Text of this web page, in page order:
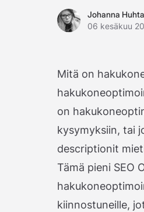
Johanna Huhtanen
Johanna
06 kesäkuu
Mitä on
on
kysymyksiin, tai
descriptionit
Tämä pieni SEO
kiinnostuneille,